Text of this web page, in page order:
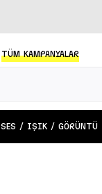
TÜMKAMPANYALAR
SES / IŞIK / GÖRÜNTÜ